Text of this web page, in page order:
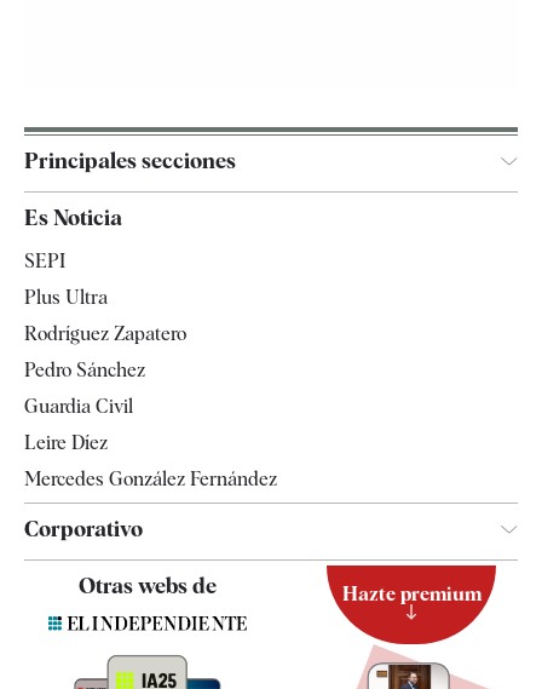
Principales secciones
España
Televisión
Es Noticia
SEPI
Plus Ultra
Rodríguez Zapatero
Pedro Sánchez
Guardia Civil
Leire Díez
Mercedes González Fernández
Corporativo
Contacto
Otras webs de Hazte premium